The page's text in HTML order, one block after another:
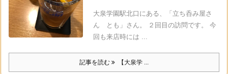
大泉学園駅北口にある、「立ち呑み屋さ
ん とも」さん。 ２回目の訪問です。 今
回も来店時には ...
記事を読む 【大泉学 ...